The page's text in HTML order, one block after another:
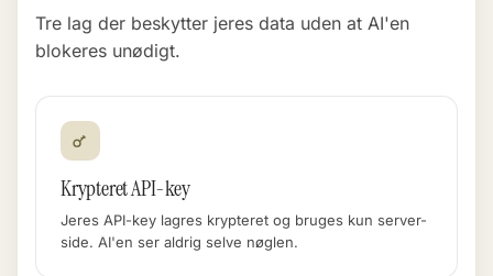
Tre lag der beskytter jeres data uden at AI'en
blokeres unødigt.
Krypteret API-key
Jeres API-key lagres krypteret og bruges kun server-
side. AI'en ser aldrig selve nøglen.